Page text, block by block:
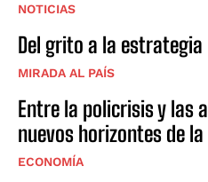
NOTICIAS
Del grito a la estrategia
MIRADA AL PAÍS
Entre la policrisis y las
nuevos horizontes de
ECONOMÍA